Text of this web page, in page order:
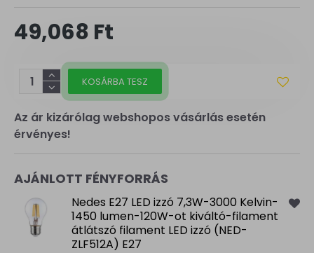
Az ár kizárólag webshopos vásárlás esetén
érvényes!
49,068 Ft
KOSÁRBA TESZ
AJÁNLOTT FÉNYFORRÁS
Nedes E27 LED izzó 7,3W-3000 Kelvin-
1450 lumen-120W-ot kiváltó-filament
átlátszó filament LED izzó (NED-
ZLF512A) E27